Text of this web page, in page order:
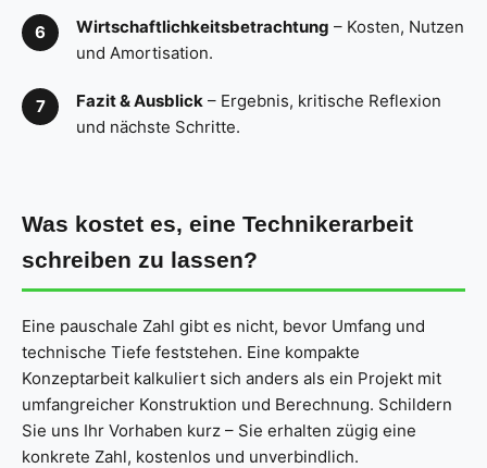
Wirtschaftlichkeitsbetrachtung – Kosten, Nutzen
und Amortisation.
Fazit & Ausblick – Ergebnis, kritische Reflexion
und nächste Schritte.
Was kostet es, eine Technikerarbeit
schreiben zu lassen?
Eine pauschale Zahl gibt es nicht, bevor Umfang und
technische Tiefe feststehen. Eine kompakte
Konzeptarbeit kalkuliert sich anders als ein Projekt mit
umfangreicher Konstruktion und Berechnung. Schildern
Sie uns Ihr Vorhaben kurz – Sie erhalten zügig eine
konkrete Zahl, kostenlos und unverbindlich.